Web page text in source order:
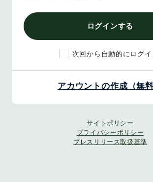
ログインする
次回から自動的にログイ
アカウントの作成（無料
サイトポリシー
プライバシーポリシー
プレスリリース取扱基準